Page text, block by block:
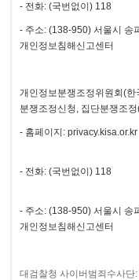
- 전화: (국번없이) 118
- 주소: (138-950) 서울시 송
개인정보침해신고센터
개인정보분쟁조정위원회(
분쟁조정신청, 집단분쟁조
- 홈페이지
- 전화: (
- 주소: (138-950) 서울시 송
개인정보침해신고센터
대검찰청 사이버범죄수사